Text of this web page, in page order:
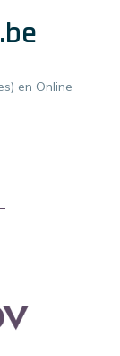
en Online